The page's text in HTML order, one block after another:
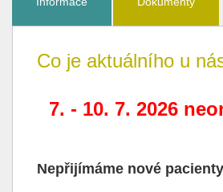
Co je aktuálního u
7. - 10. 7. 2026
Nepřijímáme nové